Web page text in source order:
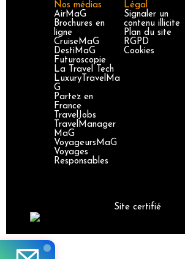
Nos médias
AirMaG
Brochures en
ligne
CruiseMaG
DestiMaG
Futuroscopie
La Travel Tech
LuxuryTravelMa
G
Partez en
France
TravelJobs
TravelManager
MaG
VoyageursMaG
Voyages
Responsables
Légal
Signaler un
contenu illicite
Plan du site
RGPD
Cookies
Site certifié